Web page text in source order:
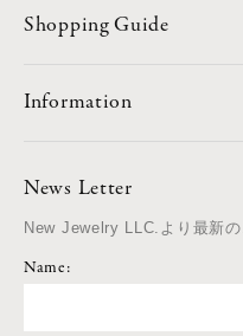
Shopping Guide
Information
News Letter
New Jewelry LLC.より最新の
Name: